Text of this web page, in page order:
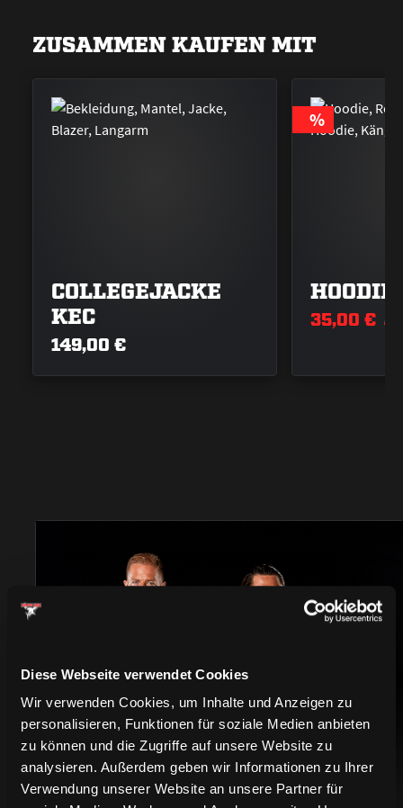
Diese Webseite verwendet Cookies
Wir verwenden Cookies, um Inhalte und Anzeigen zu
personalisieren, Funktionen für soziale Medien anbieten
zu können und die Zugriffe auf unsere Website zu
analysieren. Außerdem geben wir Informationen zu Ihrer
Verwendung unserer Website an unsere Partner für
ZUSAMMEN KAUFEN MIT
COLLEGEJACKE
KEC
149,00 €
RABATT
%
HOODIE
35,00 €
TRIKOTS